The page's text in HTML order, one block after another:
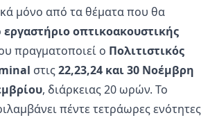
μόνο από τα θέματα που θα
εργαστήριο οπτικοακουστικής
πραγματοποιεί ο Πολιτιστικός
στις22,23,24 και 30 Νοέμβρη
, διάρκειας 20 ωρών. Το
πέντε τετράωρες ενότητες